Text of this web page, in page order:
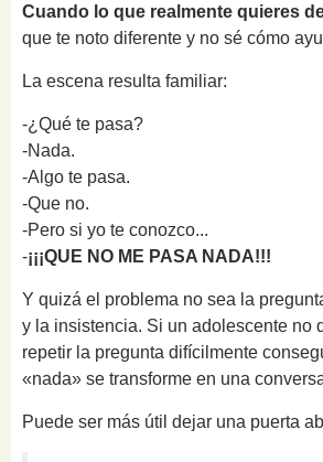
Cuando lo que realmente quieres
que te noto diferente y no sé cómo
La escena resulta familiar:
-¿Qué te pasa?
-Nada.
-Algo te pasa.
-Que no.
-Pero si yo te conozco...
-¡¡¡QUE NO ME PASA NADA!!!
Y quizá el problema no sea la
y la insistencia. Si un adolescente no
repetir la pregunta difícilmente
«nada» se transforme en una
Puede ser más útil dejar una puerta